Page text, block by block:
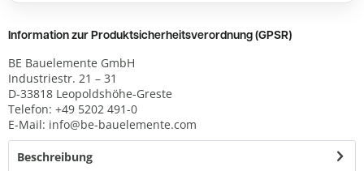
Information zur Produktsicherheitsverordnung (GPSR)
BE Bauelemente GmbH
Industriestr. 21 – 31
D-33818 Leopoldshöhe-Greste
Telefon: +49 5202 491-0
E-Mail: info@be-bauelemente.com
Beschreibung